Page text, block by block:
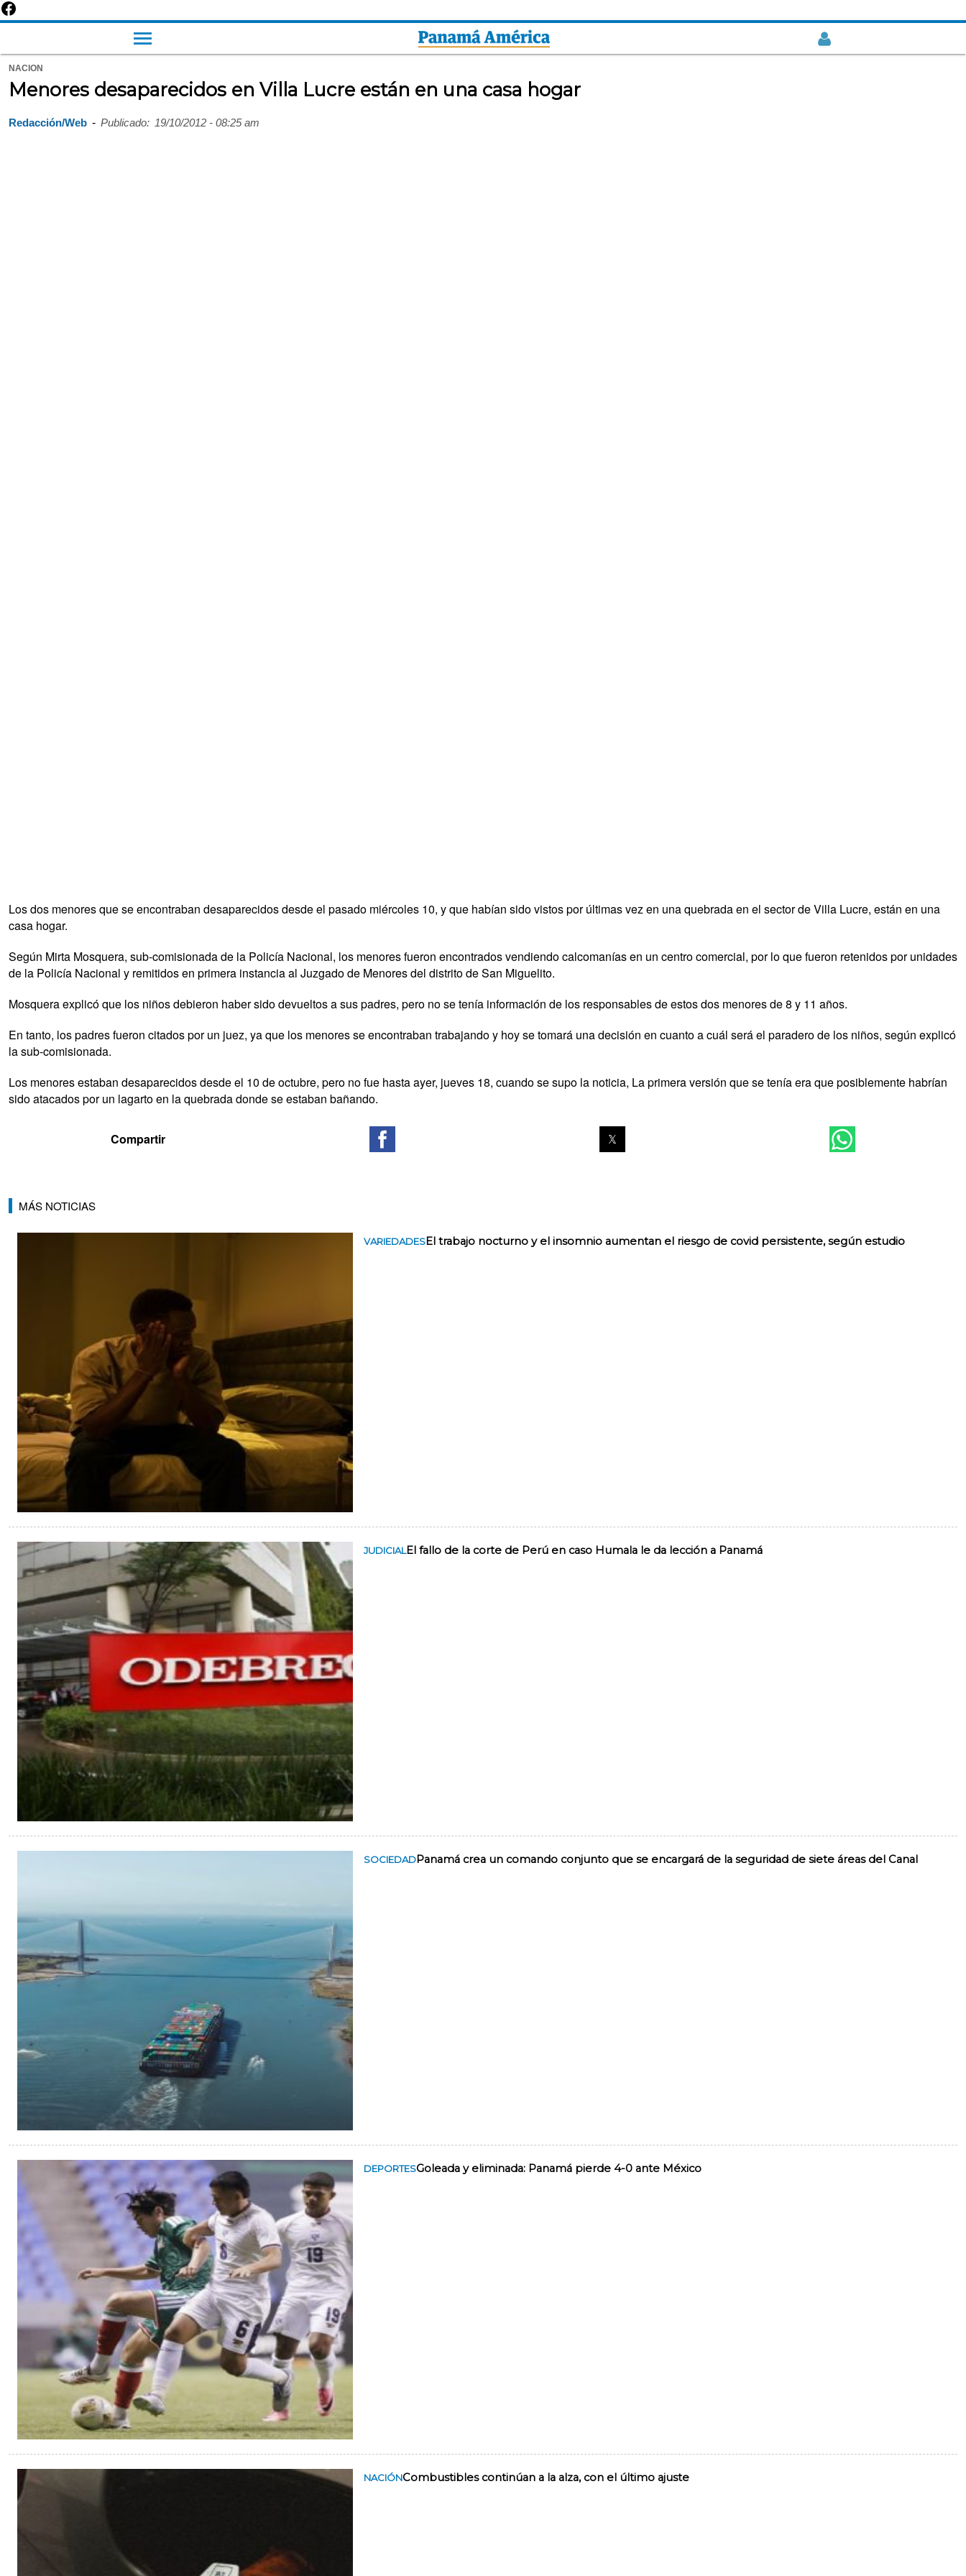
NACION
Menores desaparecidos en Villa Lucre están en una casa hogar
Redacción/Web - Publicado: 19/10/2012 - 08:25 am
Los dos menores que se encontraban desaparecidos desde el pasado miércoles 10, y que habían sido vistos por últimas vez en una quebrada en el sector de Villa Lucre, están en una
casa hogar.
Según Mirta Mosquera, sub-comisionada de la Policía Nacional, los menores fueron encontrados vendiendo calcomanías en un centro comercial, por lo que fueron retenidos por unidades
de la Policía Nacional y remitidos en primera instancia al Juzgado de Menores del distrito de San Miguelito.
Mosquera explicó que los niños debieron haber sido devueltos a sus padres, pero no se tenía información de los responsables de estos dos menores de 8 y 11 años.
En tanto, los padres fueron citados por un juez, ya que los menores se encontraban trabajando y hoy se tomará una decisión en cuanto a cuál será el paradero de los niños, según explicó
la sub-comisionada.
Los menores estaban desaparecidos desde el 10 de octubre, pero no fue hasta ayer, jueves 18, cuando se supo la noticia, La primera versión que se tenía era que posiblemente habrían
sido atacados por un lagarto en la quebrada donde se estaban bañando.
MÁS NOTICIAS
VARIEDADESEl trabajo nocturno y el insomnio aumentan el riesgo de covid persistente, según estudio
JUDICIALEl fallo de la corte de Perú en caso Humala le da lección a Panamá
SOCIEDADPanamá crea un comando conjunto que se encargará de la seguridad de siete áreas del Canal
DEPORTESGoleada y eliminada: Panamá pierde 4-0 ante México
NACIÓNCombustibles continúan a la alza, con el último ajuste